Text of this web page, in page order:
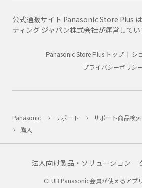
公式通販サイト Panasonic Store Plus
ティング ジャパン株式会社が運営してい
Panasonic Store Plus トップ
シ
プライバシーポリシ
Panasonic サポート サポート商品検索
購入
法人向け製品・ソリューション
CLUB Panasonic会員が使えるアプ